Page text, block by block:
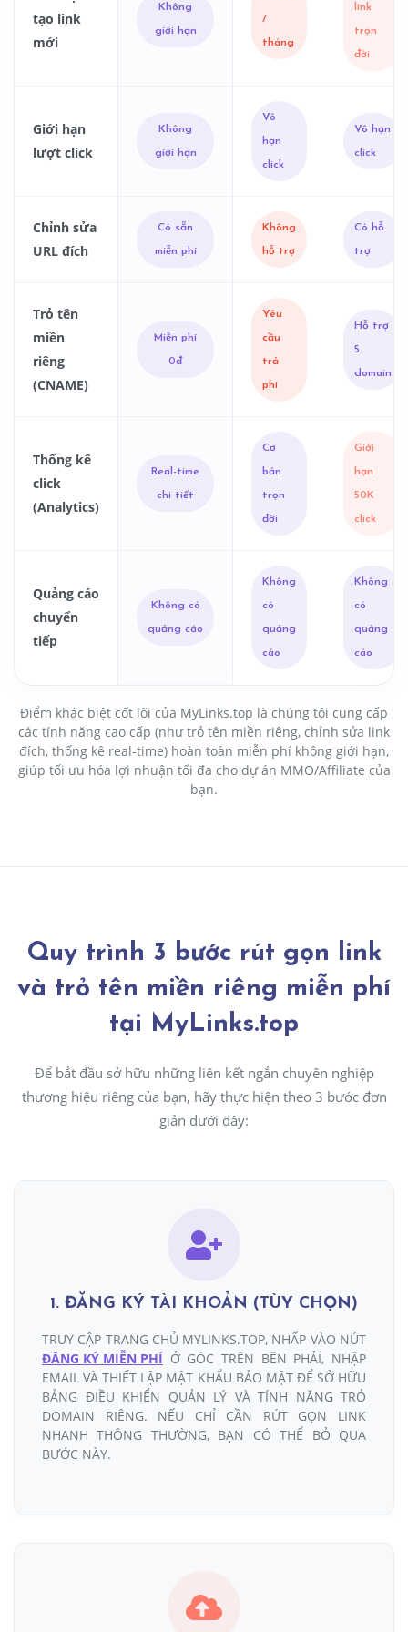
tạo link
mới
Không
giới hạn
/
tháng
link
trọn
đời
Giới hạn
lượt click
Không
giới hạn
Vô
hạn
click
Vô hạn
click
Chỉnh sửa
URL đích
Có sẵn
miễn phí
Không
hỗ trợ
Có hỗ
trợ
Trỏ tên
miền
riêng
(CNAME)
Miễn phí
0đ
Yêu
cầu
trả
phí
Hỗ trợ
5
domain
Thống kê
click
(Analytics)
Real-time
chi tiết
Cơ
bản
trọn
đời
Giới
hạn
50K
click
Quảng cáo
chuyển
tiếp
Không có
quảng cáo
Không
có
quảng
cáo
Không
có
quảng
cáo
Điểm khác biệt cốt lõi của MyLinks.top là chúng tôi cung cấp
các tính năng cao cấp (như trỏ tên miền riêng, chỉnh sửa link
đích, thống kê real-time) hoàn toàn miễn phí không giới hạn,
giúp tối ưu hóa lợi nhuận tối đa cho dự án MMO/Affiliate của
bạn.
Quy trình 3 bước rút gọn link
và trỏ tên miền riêng miễn phí
tại MyLinks.top
Để bắt đầu sở hữu những liên kết ngắn chuyên nghiệp
thương hiệu riêng của bạn, hãy thực hiện theo 3 bước đơn
giản dưới đây:
1. ĐĂNG KÝ TÀI KHOẢN (TÙY CHỌN)
TRUY CẬP TRANG CHỦ MYLINKS.TOP, NHẤP VÀO NÚT
ĐĂNG KÝ MIỄN PHÍ Ở GÓC TRÊN BÊN PHẢI, NHẬP
EMAIL VÀ THIẾT LẬP MẬT KHẨU BẢO MẬT ĐỂ SỞ HỮU
BẢNG ĐIỀU KHIỂN QUẢN LÝ VÀ TÍNH NĂNG TRỎ
DOMAIN RIÊNG. NẾU CHỈ CẦN RÚT GỌN LINK
NHANH THÔNG THƯỜNG, BẠN CÓ THỂ BỎ QUA
BƯỚC NÀY.